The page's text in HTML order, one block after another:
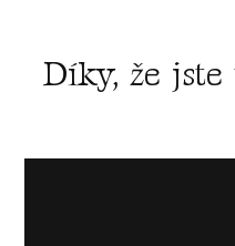
Díky, že